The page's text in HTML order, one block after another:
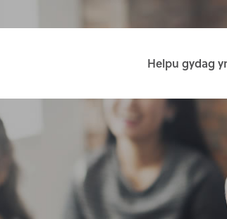
Helpu gydag